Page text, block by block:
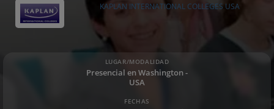
KAPLAN INTERNATIONAL COLLEGES USA
LUGAR/MODALIDAD
Presencial en Washington -
USA
FECHAS